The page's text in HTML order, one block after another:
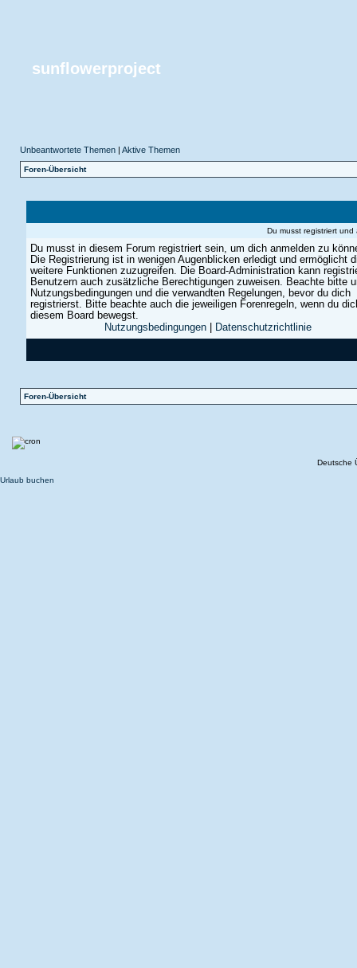
sunflowerproject
Unbeantwortete Themen| Aktive Themen
Foren-Übersicht
Du musst registriert
Du musst in diesem Forum registriert sein, um dich anmelden zu
Die Registrierung ist in wenigen Augenblicken erledigt und ermöglicht
weitere Funktionen zuzugreifen. Die Board-Administration kann
Benutzern auch zusätzliche Berechtigungen zuweisen. Beachte bitte
Nutzungsbedingungen und die verwandten Regelungen, bevor du dich
registrierst. Bitte beachte auch die jeweiligen Forenregeln, wenn du
diesem Board bewegst.
Nutzungsbedingungen
Datenschutzrichtlinie
Foren-Übersicht
Deutsche
Urlaub buchen